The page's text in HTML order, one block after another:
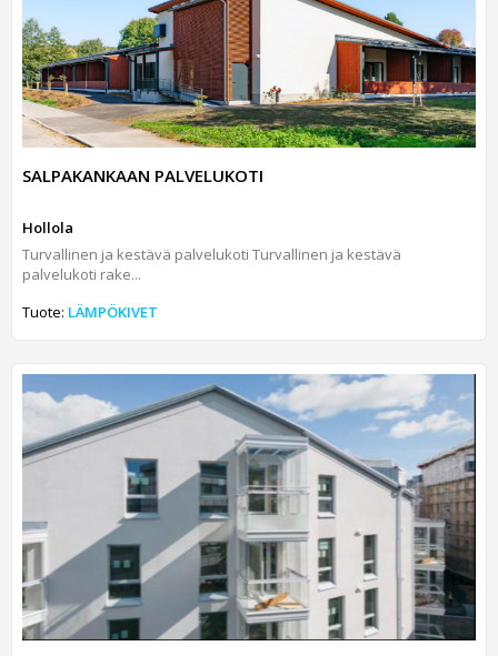
SALPAKANKAAN PALVELUKOTI
Hollola
Turvallinen ja kestävä palvelukoti Turvallinen ja kestävä
palvelukoti rake...
Tuote: LÄMPÖKIVET